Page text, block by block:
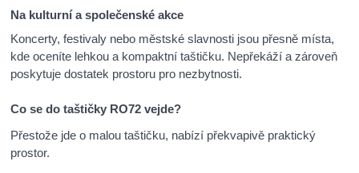
Na kulturní a společenské akce
Koncerty, festivaly nebo městské slavnosti jsou přesně místa,
kde oceníte lehkou a kompaktní taštičku. Nepřekáží a zároveň
poskytuje dostatek prostoru pro nezbytnosti.
Co se do taštičky RO72 vejde?
Přestože jde o malou taštičku, nabízí překvapivě praktický
prostor.